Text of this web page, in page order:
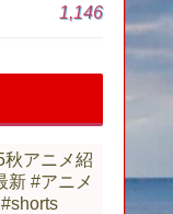
1,146
秋アニメ紹
新 #アニメ